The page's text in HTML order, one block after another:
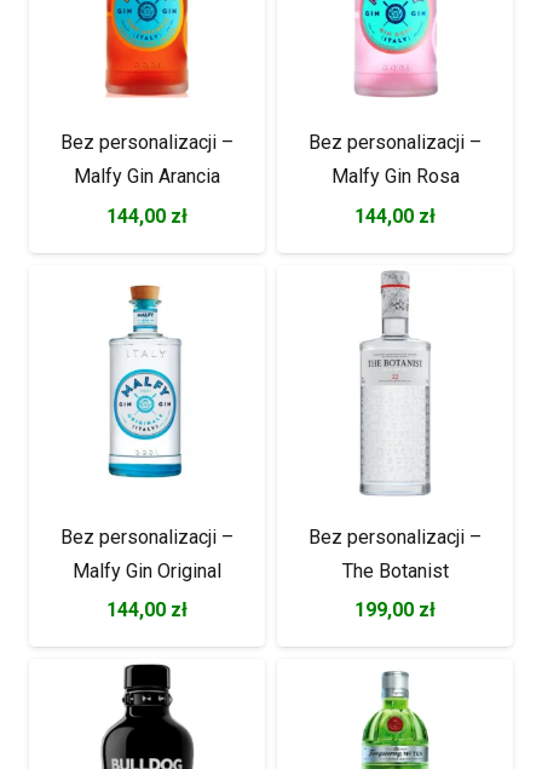
Bez personalizacji –
Malfy Gin Arancia
144,00 zł
Bez personalizacji –
Malfy Gin Rosa
144,00 zł
Bez personalizacji –
Malfy Gin Original
144,00 zł
Bez personalizacji –
The Botanist
199,00 zł